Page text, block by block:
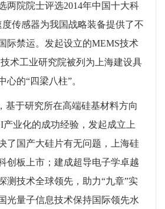
两院院士评选2014年中国十大科
度传感器为我国战略装备提供了不
际禁运。发起设立的MEMS技术
技术工业研究院被列为上海建设具
心的“四梁八柱”。
于研究所在高端硅基材料方向
产业化的成功经验，发起成立上
了国产大硅片有无问题，上海硅
创板上市；建成超导电子学卓越
测技术全球领先，助力“九章”实
光量子信息技术保持国际领先水